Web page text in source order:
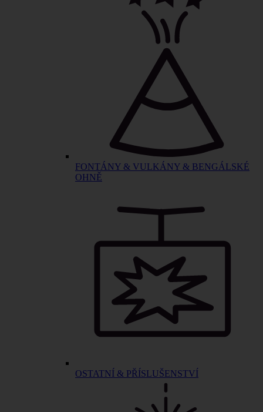
FONTÁNY & VULKÁNY & BENGÁLSKÉ
OHNĚ
OSTATNÍ & PŘÍSLUŠENSTVÍ